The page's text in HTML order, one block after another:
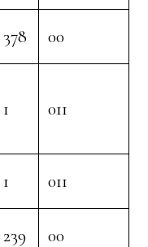
378 00
1 011
1 011
239 00